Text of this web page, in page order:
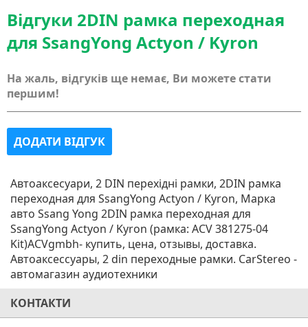
Відгуки 2DIN рамка переходная
для SsangYong Actyon / Kyron
На жаль, відгуків ще немає, Ви можете стати
першим!
ДОДАТИ ВІДГУК
Автоаксесуари, 2 DIN перехідні рамки, 2DIN рамка
переходная для SsangYong Actyon / Kyron, Марка
авто Ssang Yong 2DIN рамка переходная для
SsangYong Actyon / Kyron (рамка: ACV 381275-04
Kit)ACVgmbh- купить, цена, отзывы, доставка.
Автоаксессуары, 2 din переходные рамки. CarStereo -
автомагазин аудиотехники
КОНТАКТИ